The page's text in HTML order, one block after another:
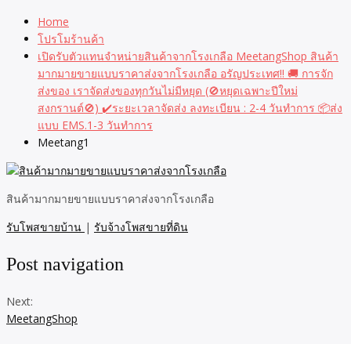
Home
โปรโมร้านค้า
เปิดรับตัวแทนจำหน่ายสินค้าจากโรงเกลือ MeetangShop​ สินค้า
มากมายขายแบบราคาส่งจากโรงเกลือ​ อรัญประเทศ​!! 🚚 การจัก
ส่งของ​ เราจัดส่งของทุกวันไม่มีหยุด​ (🚫หยุดเฉพาะปีใหม่​
สงกรานต์​🚫) ✔️ระยะเวลาจัดส่ง ลงทะเบียน​ : 2-4 วันทำการ​ 📦ส่ง
แบบ EMS.1-3 วันทำการ
Meetang1
สินค้ามากมายขายแบบราคาส่งจากโรงเกลือ​
รับโพสขายบ้าน | รับจ้างโพสขายที่ดิน
Post navigation
Next:
MeetangShop